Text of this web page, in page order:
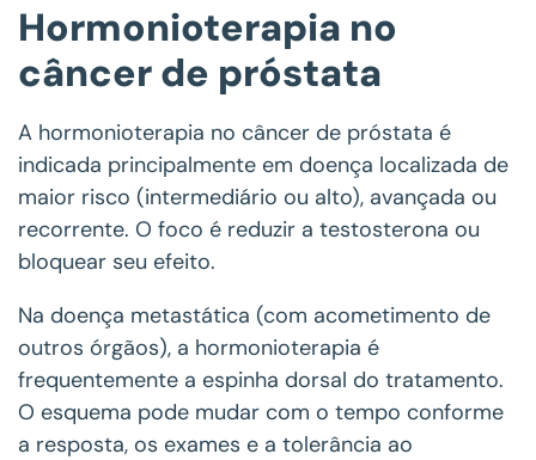
Hormonioterapia no
câncer de próstata
A hormonioterapia no câncer de próstata é
indicada principalmente em doença localizada de
maior risco (intermediário ou alto), avançada ou
recorrente. O foco é reduzir a testosterona ou
bloquear seu efeito.
Na doença metastática (com acometimento de
outros órgãos), a hormonioterapia é
frequentemente a espinha dorsal do tratamento.
O esquema pode mudar com o tempo conforme
a resposta, os exames e a tolerância ao